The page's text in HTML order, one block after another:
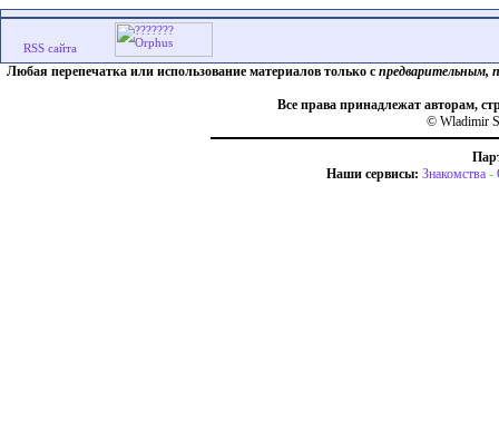
Любая перепечатка или использование материалов только с предварительным,
Все права принадлежат авторам,
© Wladimir
Наши сервисы: Знакомства -